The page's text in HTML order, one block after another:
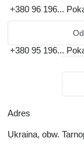
+380 96 196...
+380 95 196...
Adres
Ukraina, obw.